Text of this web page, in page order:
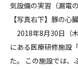
気設備の実習（漏電
【写真右下】豚の心
2018年8月30日（
にある医療研修施設
た。 この施設では、